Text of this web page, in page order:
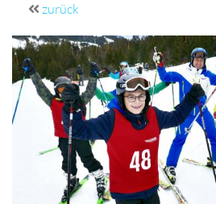
zurück